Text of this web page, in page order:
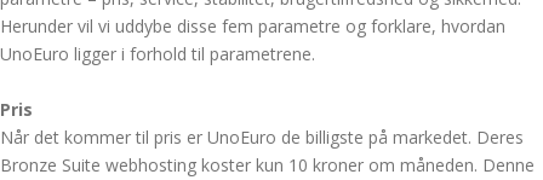
Herunder vil vi uddybe disse fem parametre og forklare, hvordan
UnoEuro ligger i forhold til parametrene.
Pris
Når det kommer til pris er UnoEuro de billigste på markedet. Deres
Bronze Suite webhosting koster kun 10 kroner om måneden. Denne